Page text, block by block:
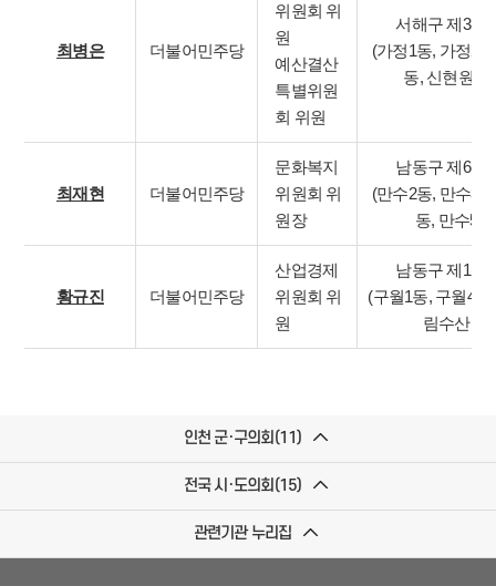
최병은 더불어민주당
위원회 위
원
예산결산
특별위원
회 위원
서해구 제3선
(가정1동, 가정2
동, 신현원창
최재현 더불어민주당
문화복지
위원회 위
원장
남동구 제6선
(만수2동, 만수3
동, 만수5동
황규진 더불어민주당
산업경제
위원회 위
원
남동구 제1선
(구월1동, 구월4동
림수산동)
인천 군·구의회(11)
전국 시·도의회(15)
관련기관 누리집